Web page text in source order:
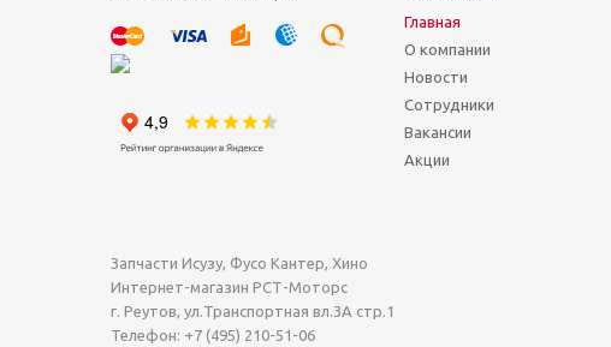
Главная
О компании
Новости
Сотрудники
Вакансии
Акции
Запчасти Исузу, Фусо Кантер, Хино
Интернет-магазин РСТ-Моторс
г. Реутов, ул.Транспортная вл.3А стр.1
Телефон: +7 (495) 210-51-06